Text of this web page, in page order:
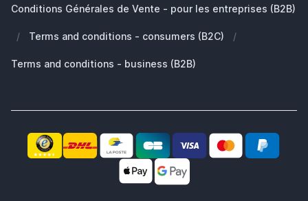
Pas satisfait? Le produit vous est remboursé!
Conditions Générales de Vente - pour les entreprises (B2B)
/ Terms and conditions - consumers (B2C) /
Terms and conditions - business (B2B)